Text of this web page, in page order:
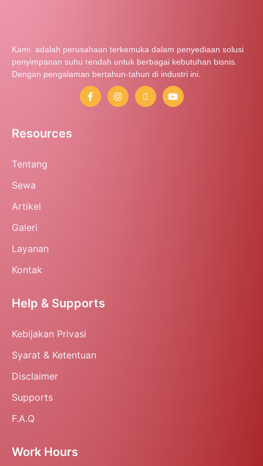
Kami adalah perusahaan terkemuka dalam penyediaan solusi
penyimpanan suhu rendah untuk berbagai kebutuhan bisnis.
Dengan pengalaman bertahun-tahun di industri ini.
Resources
Tentang
Sewa
Artikel
Galeri
Layanan
Kontak
Help & Supports
Kebijakan Privasi
Syarat & Ketentuan
Disclaimer
Supports
F.A.Q
Work Hours